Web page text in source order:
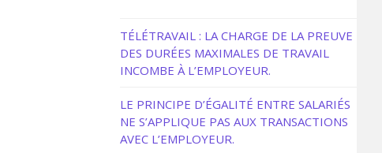
TÉLÉTRAVAIL : LA CHARGE DE LA PREUVE
DES DURÉES MAXIMALES DE TRAVAIL
INCOMBE À L’EMPLOYEUR.
LE PRINCIPE D’ÉGALITÉ ENTRE SALARIÉS
NE S’APPLIQUE PAS AUX TRANSACTIONS
AVEC L’EMPLOYEUR.